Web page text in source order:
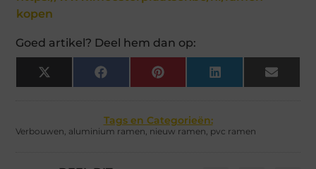
kopen
Goed artikel? Deel hem dan op:
X
(Twitter)
Facebook Pinterest LinkedIn Email
Tags en Categorieën:
Verbouwen, aluminium ramen, nieuw ramen, pvc ramen